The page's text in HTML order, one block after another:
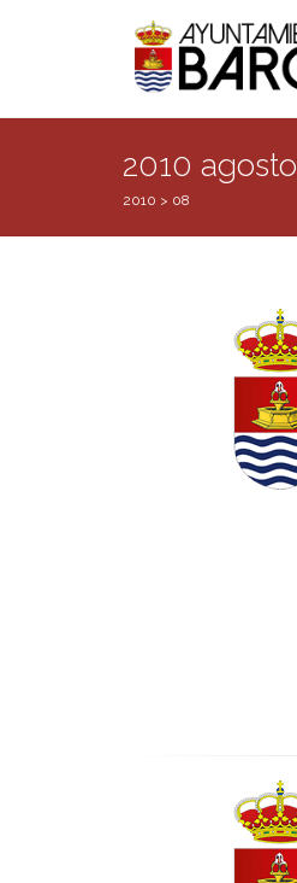
2010 agosto
2010 > 08